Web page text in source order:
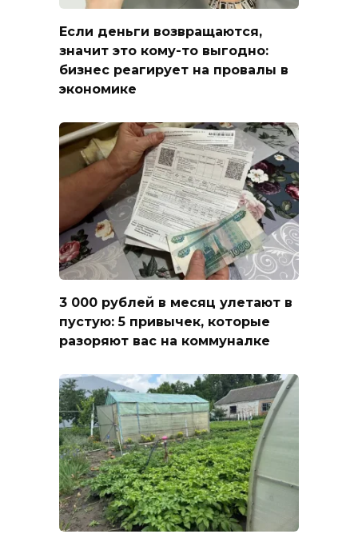
Если деньги возвращаются,
значит это кому-то выгодно:
бизнес реагирует на провалы в
экономике
3 000 рублей в месяц улетают в
пустую: 5 привычек, которые
разоряют вас на коммуналке